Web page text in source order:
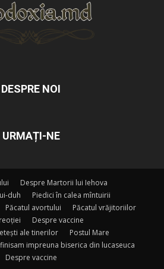
DESPRE NOI
URMAȚI-NE
Despre Martorii lui Iehova
duh
Piedici în calea mîntuirii
Păcatul avortului
Păcatul vrăjitoriilor
Despre vaccine
ale tinerilor
Postul Mare
finisam impreuna biserica din lucaseuca
Despre vaccine